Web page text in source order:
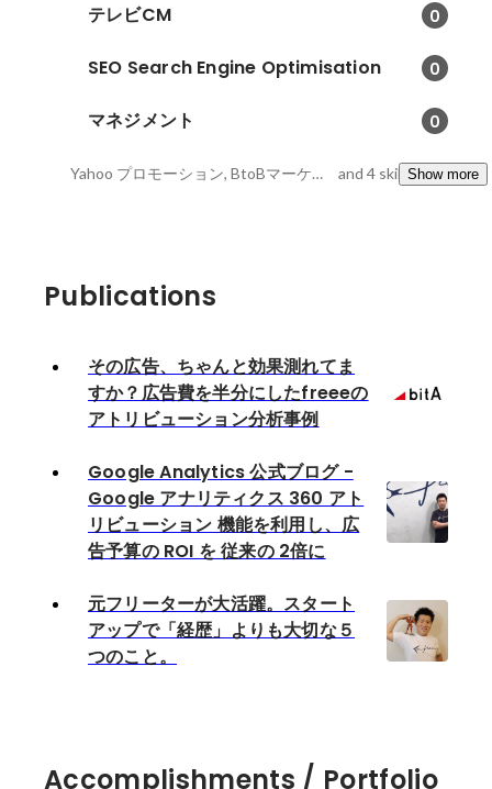
テレビCM 0
SEO Search Engine Optimisation 0
マネジメント 0
Yahoo プロモーション, BtoBマーケティング, AdWords and 4 skillsShow more
Publications
その広告、ちゃんと効果測れてま
すか？広告費を半分にしたfreeeの
アトリビューション分析事例
Google Analytics 公式ブログ -
Google アナリティクス 360 アト
リビューション 機能を利用し、広
告予算の ROI を 従来の 2倍に
元フリーターが大活躍。スタート
アップで「経歴」よりも大切な５
つのこと。
Accomplishments / Portfolio